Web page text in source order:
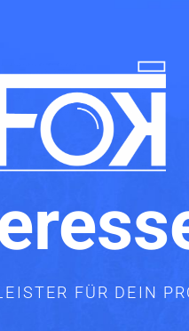
FÜR DEIN